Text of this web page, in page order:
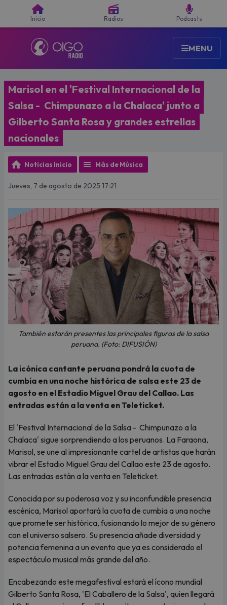
Inicio Radios Podcasts
MENU
Marisol en el 'Festival Internacional de la
Salsa - Chimpunazo a la Chalaca' junto a
Gilberto Santa Rosa y grandes estrellas
nacionales
Noticias Inicio Más de Música
Jueves, 7 de agosto de 2025 17:21
También estarán presentes las principales figuras de la salsa
peruana. (Foto: DIFUSIÓN)
La icónica cantante peruana pondrá la cuota de
cumbia en una noche histórica de salsa este 23 de
agosto en el Estadio Miguel Grau del Callao. Las
entradas están a la venta en Teleticket.
El 'Festival Internacional de la Salsa - Chimpunazo a la
Chalaca' sigue sorprendiendo a los peruanos. La Faraona,
Marisol, se une al impresionante cartel de artistas que harán
vibrar el Estadio Miguel Grau del Callao este 23 de agosto.
Las entradas están a la venta en Teleticket.
Conocida por su poderosa voz y su inconfundible presencia
escénica, Marisol aportará la cuota de cumbia a una noche
que promete ser histórica, fusionando lo mejor de su género
con el universo salsero. Su presencia añade diversidad y
potencia femenina a un evento que ya es considerado el
espectáculo musical más grande del año.
Encabezando este megafestival estará el ícono mundial
Gilberto Santa Rosa, 'El Caballero de la Salsa', quien llegará